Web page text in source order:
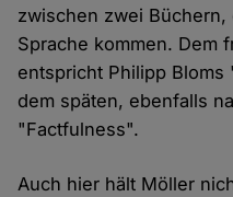
zwischen zwei
Sprache kommen. Dem
entspricht Philipp
dem späten, ebenfalls
"Factfulness".
Auch hier hält Möller